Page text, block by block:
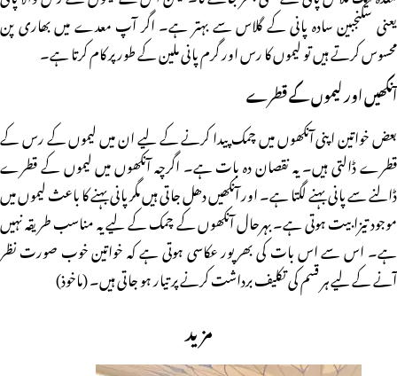
یعنی سکنجبین سادہ پانی کے گلاس سے بہتر ہے۔ اگر آپ معدے میں بھاری پن
محسوس کرتے ہیں تو لیموں کا رس اور گرم پانی ملین کے طور پر کام کرتا ہے۔
آنکھیں اور لیموں کے قطرے
بعض خواتین اپنی آنکھوں میں چمک پیدا کرنے کے لیے ان میں لیموں کے رس کے
قطرے ڈالتی ہیں۔ یہ نقصان دہ بات ہے۔ اگرچہ آنکھوں میں لیموں کے قطرے
ڈالنے سے پانی بہنے لگتا ہے۔ اور آنکھیں دھل جاتی ہیں مگر پانی بہنے کا باعث لیموں میں
موجود تیزابیت ہوتی ہے۔ بہرحال آنکھوں کے چمک کے لیے یہ مناسب طریقہ نہیں
ہے۔ اس سے اس بات کی بھرپور عکاسی ہوتی ہے کہ خواتین خوب صورت نظر
آنے کے لیے ہر قسم کی تکلیف برداشت کرنے پر تیار ہو جاتی ہیں۔ (ماخوذ)
مزید